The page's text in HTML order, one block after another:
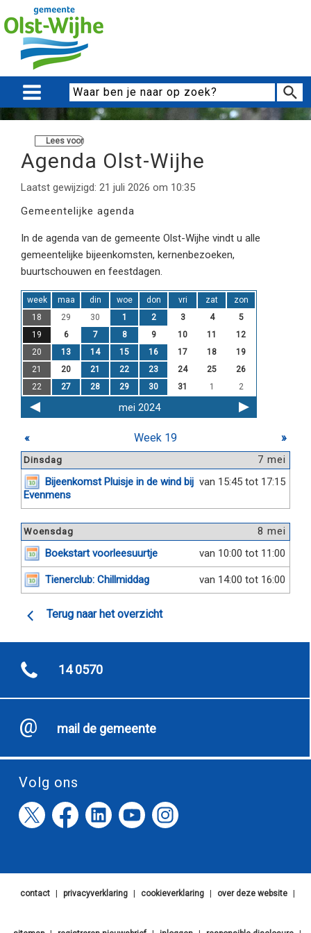
Lees voor
Agenda Olst-Wijhe
Laatst gewijzigd: 21 juli 2026 om 10:35
Gemeentelijke agenda
In de agenda van de gemeente Olst-Wijhe vindt u alle
gemeentelijke bijeenkomsten, kernenbezoeken,
buurtschouwen en feestdagen.
week maa din woe don vri zat
zon
18
29 30 1 2 3 4
5
19
6 7 8 9 10 11
12
20
13 14 15 16 17 18
19
21
20 21 22 23 24 25
26
22
27 28 29 30 31 1 2
mei 2024
« Week 19 »
7 mei
Dinsdag
van 15:45 tot 17:15
Bijeenkomst Pluisje in de wind bij
Evenmens
8 mei
Woensdag
van 10:00 tot 11:00
Boekstart voorleesuurtje
van 14:00 tot 16:00
Tienerclub: Chillmiddag
Terug naar het overzicht
14 0570
mail de gemeente
Volg ons
contact privacyverklaring cookieverklaring over deze website